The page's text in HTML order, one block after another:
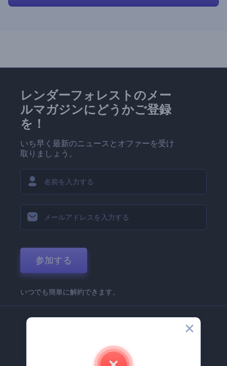
レンダーフォレストのメー
ルマガジンにどうかご登録
を！
いち早く最新のニュースとオファーを受け
取りましょう。
参加する
いつでも簡単に解約できます。
Renderforest 企業情報
お問い合わせ